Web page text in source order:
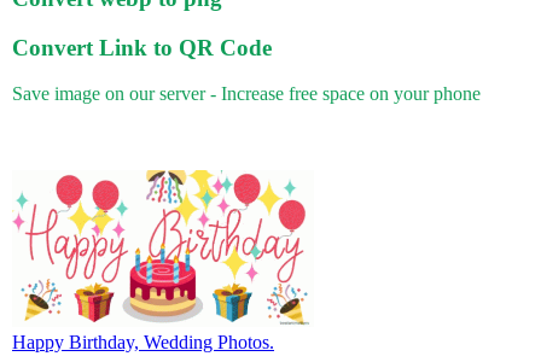
Convert Link to QR Code
Save image on our server - Increase free space on your phone
Happy Birthday, Wedding Photos.